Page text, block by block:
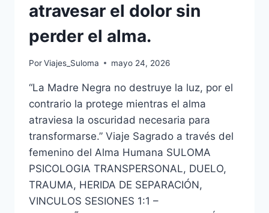
atravesar el dolor sin
perder el alma.
PorViajes_Suloma mayo 24, 2026
“La Madre Negra no destruye la luz, por el
contrario la protege mientras el alma
atraviesa la oscuridad necesaria para
transformarse.” Viaje Sagrado a través del
femenino del Alma Humana SULOMA
PSICOLOGIA TRANSPERSONAL, DUELO,
TRAUMA, HERIDA DE SEPARACIÓN,
VINCULOS SESIONES 1:1 –